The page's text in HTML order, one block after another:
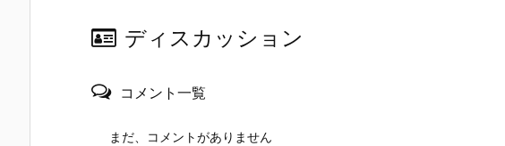
ディスカッション
コメント一覧
まだ、コメントがありません